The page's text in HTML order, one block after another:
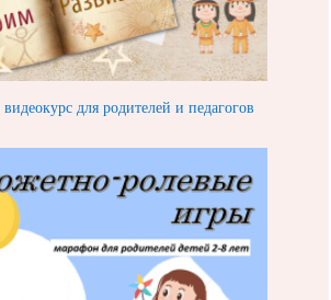
для родителей и педагогов